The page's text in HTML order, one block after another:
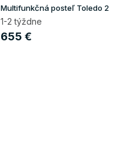
Multifunkčná posteľ Toledo 2
1-2 týždne
655 €